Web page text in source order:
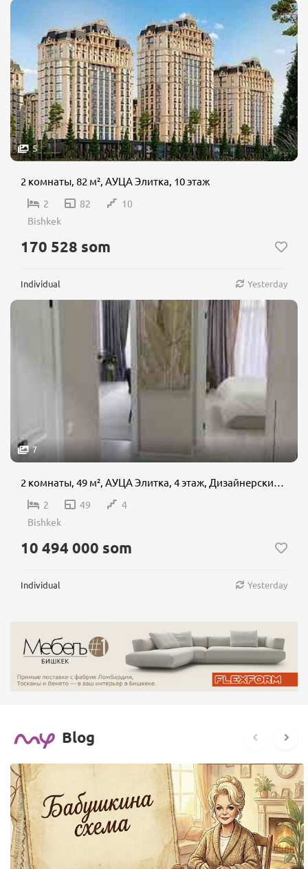
5
2 комнаты, 82 м², АУЦА Элитка, 10 этаж
2 82
10
Bishkek
170 528 som
Individual Yesterday
7
2 комнаты, 49 м², АУЦА Элитка, 4 этаж, Дизайнерский ремонт
2 49
4
Bishkek
10 494 000 som
Individual Yesterday
Blog